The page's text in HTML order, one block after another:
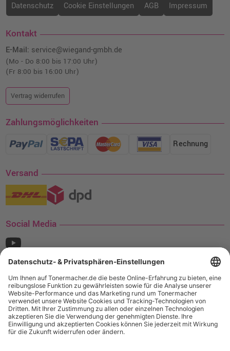
Datenschutz
Cookie Einstellungen AGB Impressum
Kontakt
E-Mail: service@wiegand-gmbh.de
(Mo - Do 8:00 bis 17:00 Uhr)
(Fr 8:00 bis 16:00 Uhr)
Vertrag widerrufen
Zahlungsmöglichkeiten
Rechnung
Versand
Social Media
¹ Nur gültig für den Versand innerhalb Deutschlands. Befindet sich ein Warenwert
von mindestens 35€ (inkl. Mwst.) an Ampertec Artikeln in Ihrem Warenkorb, ist der
Versand für Sie kostenfrei.